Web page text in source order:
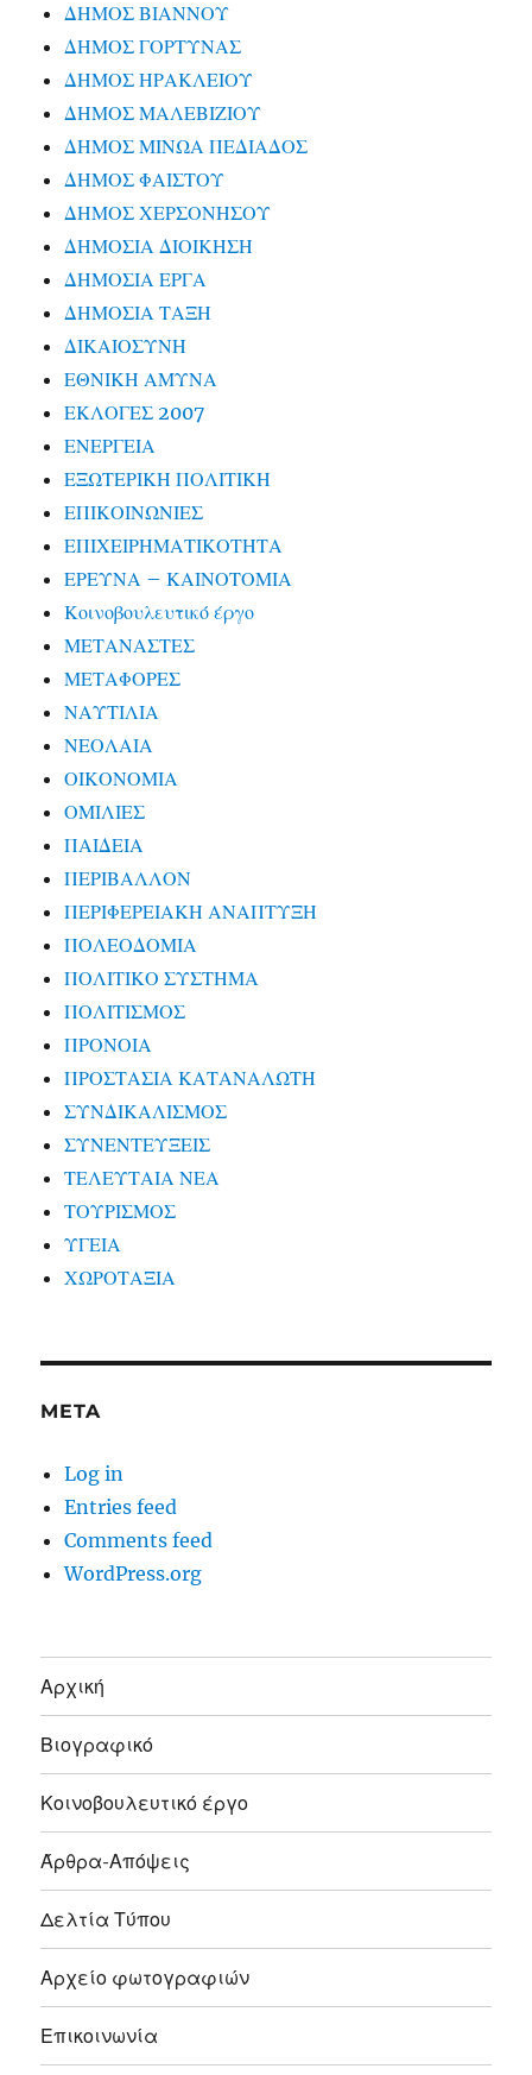
ΔΗΜΟΣ ΒΙΑΝΝΟΥ
ΔΗΜΟΣ ΓΟΡΤΥΝΑΣ
ΔΗΜΟΣ ΗΡΑΚΛΕΙΟΥ
ΔΗΜΟΣ ΜΑΛΕΒΙΖΙΟΥ
ΔΗΜΟΣ ΜΙΝΩΑ ΠΕΔΙΑΔΟΣ
ΔΗΜΟΣ ΦΑΙΣΤΟΥ
ΔΗΜΟΣ ΧΕΡΣΟΝΗΣΟΥ
ΔΗΜΟΣΙΑ ΔΙΟΙΚΗΣΗ
ΔΗΜΟΣΙΑ ΕΡΓΑ
ΔΗΜΟΣΙΑ ΤΑΞΗ
ΔΙΚΑΙΟΣΥΝΗ
ΕΘΝΙΚΗ ΑΜΥΝΑ
ΕΚΛΟΓΕΣ 2007
ΕΝΕΡΓΕΙΑ
ΕΞΩΤΕΡΙΚΗ ΠΟΛΙΤΙΚΗ
ΕΠΙΚΟΙΝΩΝΙΕΣ
ΕΠΙΧΕΙΡΗΜΑΤΙΚΟΤΗΤΑ
ΕΡΕΥΝΑ – ΚΑΙΝΟΤΟΜΙΑ
Κοινοβουλευτικό έργο
ΜΕΤΑΝΑΣΤΕΣ
ΜΕΤΑΦΟΡΕΣ
ΝΑΥΤΙΛΙΑ
ΝΕΟΛΑΙΑ
ΟΙΚΟΝΟΜΙΑ
ΟΜΙΛΙΕΣ
ΠΑΙΔΕΙΑ
ΠΕΡΙΒΑΛΛΟΝ
ΠΕΡΙΦΕΡΕΙΑΚΗ ΑΝΑΠΤΥΞΗ
ΠΟΛΕΟΔΟΜΙΑ
ΠΟΛΙΤΙΚΟ ΣΥΣΤΗΜΑ
ΠΟΛΙΤΙΣΜΟΣ
ΠΡΟΝΟΙΑ
ΠΡΟΣΤΑΣΙΑ ΚΑΤΑΝΑΛΩΤΗ
ΣΥΝΔΙΚΑΛΙΣΜΟΣ
ΣΥΝΕΝΤΕΥΞΕΙΣ
ΤΕΛΕΥΤΑΙΑ ΝΕΑ
ΤΟΥΡΙΣΜΟΣ
ΥΓΕΙΑ
ΧΩΡΟΤΑΞΙΑ
META
Log in
Entries feed
Comments feed
WordPress.org
Αρχική
Βιογραφικό
Κοινοβουλευτικό έργο
Άρθρα-Απόψεις
Δελτία Τύπου
Αρχείο φωτογραφιών
Επικοινωνία